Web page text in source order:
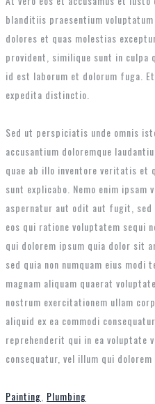
blanditiis praesentium
dolores et quas molestias
provident, similique sunt in
id est laborum et dolorum fuga.
expedita distinctio.
Sed ut perspiciatis unde omnis
accusantium doloremque
quae ab illo inventore veritatis et
sunt explicabo. Nemo enim
aspernatur aut odit aut fugit, sed
eos qui ratione voluptatem sequi
qui dolorem ipsum quia dolor sit
sed quia non numquam eius
magnam aliquam quaerat
nostrum exercitationem ullam
aliquid ex ea commodi
reprehenderit qui in ea voluptate
consequatur, vel illum qui
Painting Plumbing